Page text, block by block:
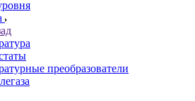
преобразователи